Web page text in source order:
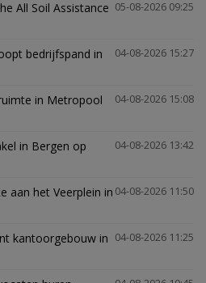
05-08-2026 09:25
All Soil Assistance
04-08-2026 15:27
bedrijfspand in
04-08-2026 15:08
in Metropool
04-08-2026 13:42
in Bergen op
04-08-2026 11:50
aan het Veerplein in
04-08-2026 11:25
kantoorgebouw in